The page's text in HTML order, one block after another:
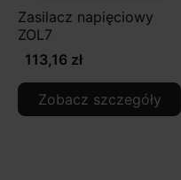
Zasilacz napięciowy
ZOL7
113,16 zł
Zobacz szczegóły